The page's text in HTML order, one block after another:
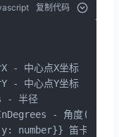
复制代码
- 中心点X坐标
- 中心点Y坐标
- 半径
- 角度(度)
笛卡尔坐标